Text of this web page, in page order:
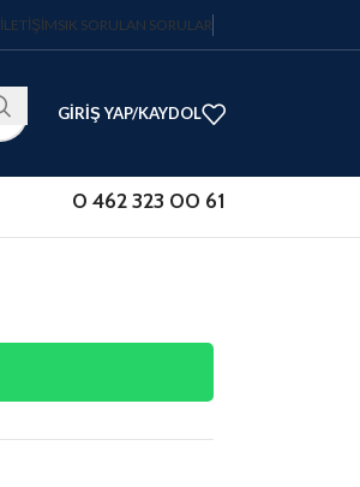
İLETIŞIMSIK SORULAN SORULAR
GIRIŞ YAP/KAYDOL
0 462 323 00 61